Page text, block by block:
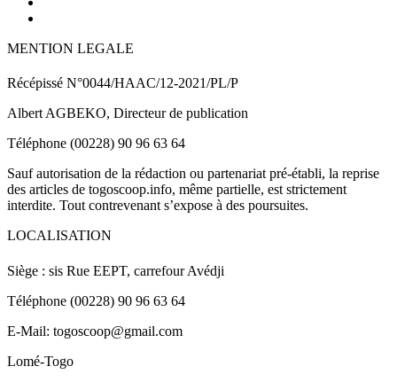
MENTION LEGALE
Récépissé N°0044/HAAC/12-2021/PL/P
Albert AGBEKO, Directeur de publication
Téléphone (00228) 90 96 63 64
Sauf autorisation de la rédaction ou partenariat pré-établi, la reprise
des articles de togoscoop.info, même partielle, est strictement
interdite. Tout contrevenant s’expose à des poursuites.
LOCALISATION
Siège : sis Rue EEPT, carrefour Avédji
Téléphone (00228) 90 96 63 64
E-Mail: togoscoop@gmail.com
Lomé-Togo